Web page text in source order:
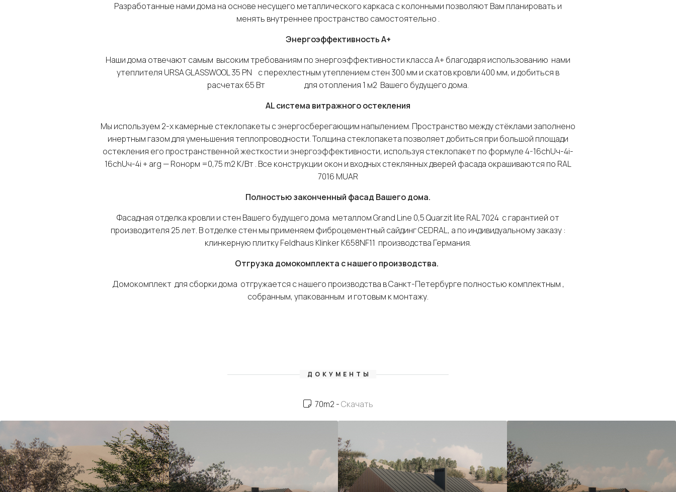
Разработанные нами дома на основе несущего металлического каркаса с колонными позволяют Вам планировать и
менять внутреннее пространство самостоятельно .
ЭнергоэффективностьA+
Наши дома отвечают самым высоким требованиям по энергоэффективности класса А+ благодаря использованию нами
утеплителя URSA GLASSWOOL 35 PN с перехлестным утеплением стен 300 мм и скатов кровли 400 мм, и добиться в
расчетах 65 Вт для отопления 1 м2 Вашего будущего дома.
ALсистема витражного остекления
Мы используем 2-х камерные стеклопакеты с энергосберегающим напылением. Пространство между стёклами заполнено
инертным газом для уменьшения теплопроводности. Толщина стеклопакета позволяет добиться при большой площади
остекления его пространственной жесткости и энергоэффективности, используя стеклопакет по формуле 4-16chUч-4i-
16chUч-4i + arg — Roнорм =0,75 m2 K/Bт . Все конструкции окон и входных стеклянных дверей фасада окрашиваются по RAL
7016 MUAR
Полностью законченный фасад Вашего дома.
Фасадная отделка кровли и стен Вашего будущего дома металлом Grand Line 0,5 Quarzit lite RAL 7024 с гарантией от
производителя 25 лет. В отделке стен мы применяем фиброцементный сайдинг CEDRAL, а по индивидуальному заказу :
клинкерную плитку Feldhaus Klinker К658NF11 производства Германия.
Отгрузка домокомплекта с нашего производства.
Домокомплект для сборки дома отгружается с нашего производства в Санкт-Петербурге полностью комплектным ,
собранным, упакованным и готовым к монтажу.
ДОКУМЕНТЫ
70m2 -Скачать